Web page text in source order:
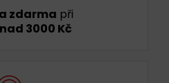
zdarma při
nad 3000 Kč